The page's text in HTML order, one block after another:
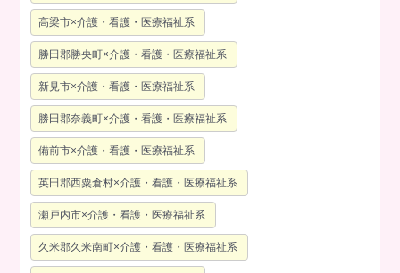
高梁市×介護・看護・医療福祉系
勝田郡勝央町×介護・看護・医療福祉系
新見市×介護・看護・医療福祉系
勝田郡奈義町×介護・看護・医療福祉系
備前市×介護・看護・医療福祉系
英田郡西粟倉村×介護・看護・医療福祉系
瀬戸内市×介護・看護・医療福祉系
久米郡久米南町×介護・看護・医療福祉系